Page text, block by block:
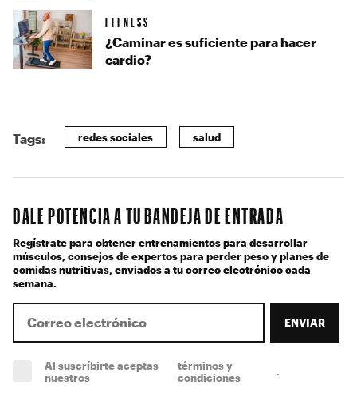
FITNESS
¿Caminar es suficiente para hacer
cardio?
Tags: redes sociales salud
DALE POTENCIA A TU BANDEJA DE ENTRADA
Regístrate para obtener entrenamientos para desarrollar
músculos, consejos de expertos para perder peso y planes de
comidas nutritivas, enviados a tu correo electrónico cada
semana.
ENVIAR
Al suscríbirte aceptas
nuestros
términos y
condiciones
.